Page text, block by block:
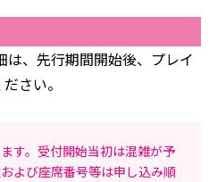
、先行期間開始後、プレイ
さい。
す。受付開始当初は混雑が予
よび座席番号等は申し込み順